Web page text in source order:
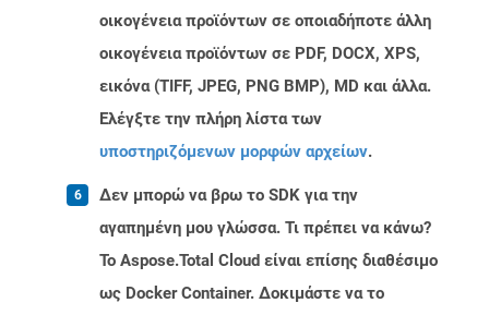
οικογένεια προϊόντων σε οποιαδήποτε άλλη
οικογένεια προϊόντων σε PDF, DOCX, XPS,
εικόνα (TIFF, JPEG, PNG BMP), MD και άλλα.
Ελέγξτε την πλήρη λίστα των
υποστηριζόμενων μορφών αρχείων.
Δεν μπορώ να βρω το SDK για την
αγαπημένη μου γλώσσα. Τι πρέπει να κάνω?
Το Aspose.Total Cloud είναι επίσης διαθέσιμο
ως Docker Container. Δοκιμάστε να το